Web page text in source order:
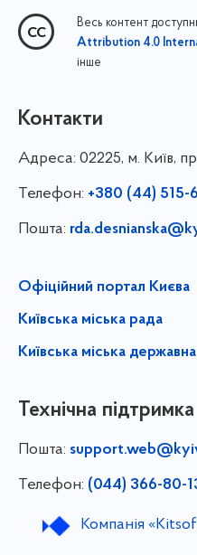
Весь контент
Attribution 4.0
інше
Контакти
Адреса: 02225, м. Київ,
Телефон: +380 (44) 515-
Пошта:
Офіційний портал Києва
Київська міська рада
Київська міська державна
Технічна підтримка
Пошта:
Телефон: (044) 366-80-
Компанія